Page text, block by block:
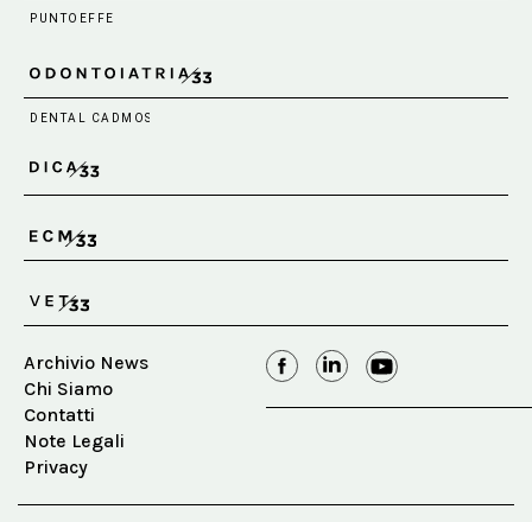
Archivio News
Chi Siamo
Contatti
Note Legali
Privacy